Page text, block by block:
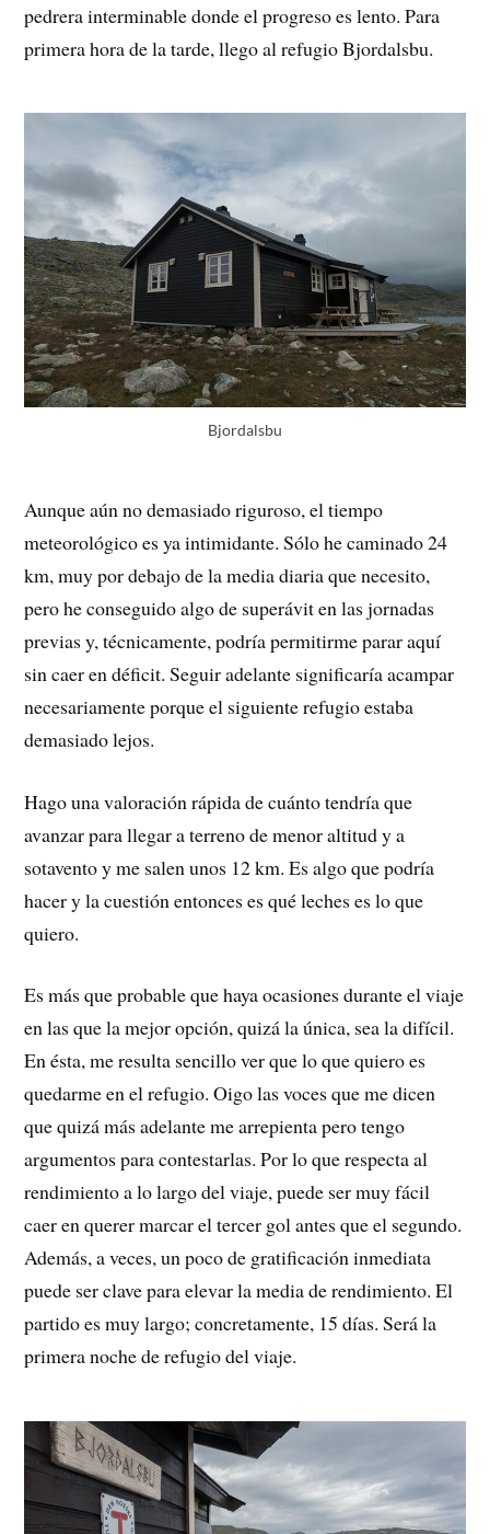
pedrera interminable donde el progreso es lento. Para
primera hora de la tarde, llego al refugio Bjordalsbu.
Bjordalsbu
Aunque aún no demasiado riguroso, el tiempo
meteorológico es ya intimidante. Sólo he caminado 24
km, muy por debajo de la media diaria que necesito,
pero he conseguido algo de superávit en las jornadas
previas y, técnicamente, podría permitirme parar aquí
sin caer en déficit. Seguir adelante significaría acampar
necesariamente porque el siguiente refugio estaba
demasiado lejos.
Hago una valoración rápida de cuánto tendría que
avanzar para llegar a terreno de menor altitud y a
sotavento y me salen unos 12 km. Es algo que podría
hacer y la cuestión entonces es qué leches es lo que
quiero.
Es más que probable que haya ocasiones durante el viaje
en las que la mejor opción, quizá la única, sea la difícil.
En ésta, me resulta sencillo ver que lo que quiero es
quedarme en el refugio. Oigo las voces que me dicen
que quizá más adelante me arrepienta pero tengo
argumentos para contestarlas. Por lo que respecta al
rendimiento a lo largo del viaje, puede ser muy fácil
caer en querer marcar el tercer gol antes que el segundo.
Además, a veces, un poco de gratificación inmediata
puede ser clave para elevar la media de rendimiento. El
partido es muy largo; concretamente, 15 días. Será la
primera noche de refugio del viaje.